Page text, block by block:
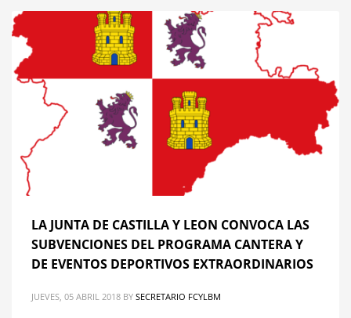
LA JUNTA DE CASTILLA Y LEON CONVOCA LAS
SUBVENCIONES DEL PROGRAMA CANTERA Y
DE EVENTOS DEPORTIVOS EXTRAORDINARIOS
JUEVES, 05 ABRIL 2018 BY SECRETARIO FCYLBM